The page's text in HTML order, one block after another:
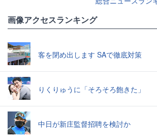
画像アクセスランキング
客を閉め出します SAで徹底対策
りくりゅうに「そろそろ飽きた」
中日が新庄監督招聘を検討か